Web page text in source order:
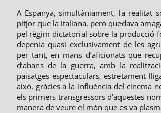
A Espanya, simultàniament, la
pitjor que la italiana, però quedava
pel règim dictatorial sobre la producció
depenia quasi exclusivament de les
per tant, en mans d’aficionats que
d’abans de la guerra, amb la
paisatges espectaculars, estretament
això, gràcies a la influència del cinema
els primers transgressors d’aquestes
manera de veure el món que es va